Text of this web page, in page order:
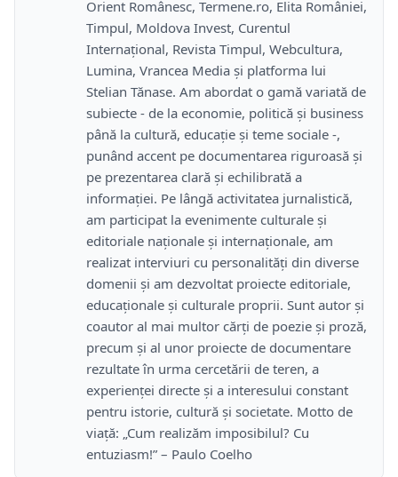
Orient Românesc, Termene.ro, Elita României,
Timpul, Moldova Invest, Curentul
Internațional, Revista Timpul, Webcultura,
Lumina, Vrancea Media și platforma lui
Stelian Tănase. Am abordat o gamă variată de
subiecte - de la economie, politică și business
până la cultură, educație și teme sociale -,
punând accent pe documentarea riguroasă și
pe prezentarea clară și echilibrată a
informației. Pe lângă activitatea jurnalistică,
am participat la evenimente culturale și
editoriale naționale și internaționale, am
realizat interviuri cu personalități din diverse
domenii și am dezvoltat proiecte editoriale,
educaționale și culturale proprii. Sunt autor și
coautor al mai multor cărți de poezie și proză,
precum și al unor proiecte de documentare
rezultate în urma cercetării de teren, a
experienței directe și a interesului constant
pentru istorie, cultură și societate. Motto de
viață: „Cum realizăm imposibilul? Cu
entuziasm!” – Paulo Coelho